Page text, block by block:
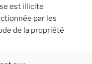
est illicite
par les
de la propriété